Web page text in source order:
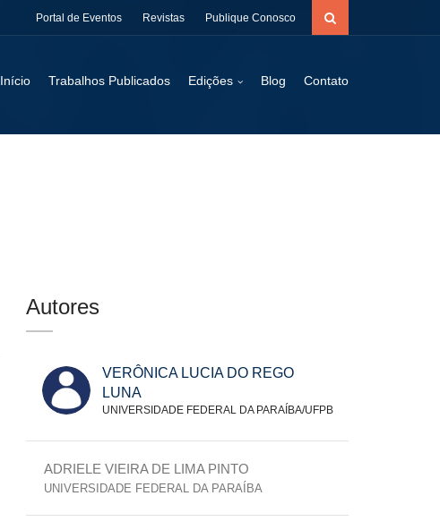
Portal de Eventos Revistas Publique Conosco
Início Trabalhos Publicados Edições Blog Contato
Autores
VERÔNICA LUCIA DO REGO
LUNA
UNIVERSIDADE FEDERAL DA PARAÍBA/UFPB
ADRIELE VIEIRA DE LIMA PINTO
UNIVERSIDADE FEDERAL DA PARAÍBA